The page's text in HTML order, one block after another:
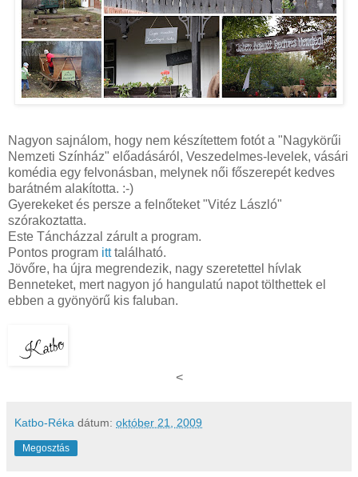
Nagyon sajnálom, hogy nem készítettem fotót a "Nagykörűi
Nemzeti Színház" előadásáról, Veszedelmes-levelek, vásári
komédia egy felvonásban, melynek női főszerepét kedves
barátném alakította. :-)
Gyerekeket és persze a felnőteket "Vitéz László"
szórakoztatta.
Este Táncházzal zárult a program.
Pontos program itttalálható.
Jövőre, ha újra megrendezik, nagy szeretettel hívlak
Benneteket, mert nagyon jó hangulatú napot tölthettek el
ebben a gyönyörű kis faluban.
<
Katbo-Réka dátum: október 21, 2009
Megosztás